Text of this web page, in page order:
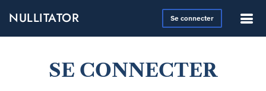
NULLITATOR Se connecter
SE CONNECTER